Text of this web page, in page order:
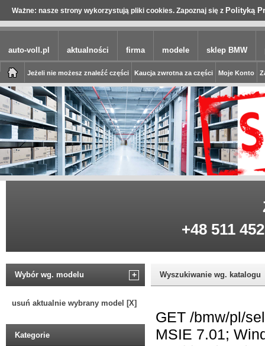
Ważne: nasze strony wykorzystują pliki cookies. Zapoznaj się z Polityką
auto-voll.pl aktualności firma modele sklep BMW
Jeżeli nie możesz znaleźć części Kaucja zwrotna za części Moje Konto
+48 511
Wybór wg. modelu +
usuń aktualnie wybrany model [X]
Kategorie
Wyszukiwanie wg. katalogu